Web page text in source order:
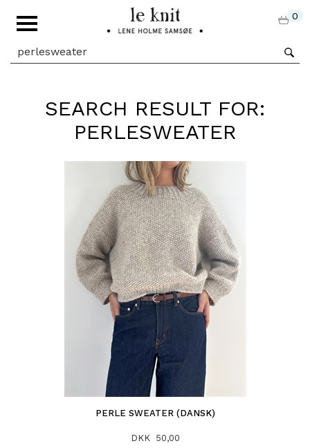
0
SEARCH RESULT FOR:
PERLESWEATER
PERLE SWEATER (DANSK)
DKK 50,00